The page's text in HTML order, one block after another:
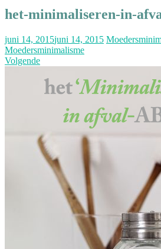
het-minimaliseren-in-
juni 14, 2015juni 14, 2015
Moedersminimalisme
Volgende